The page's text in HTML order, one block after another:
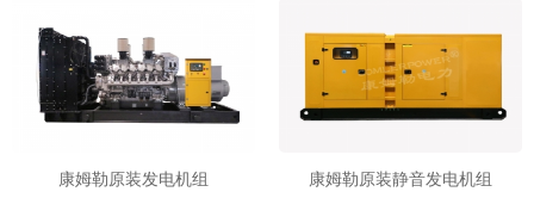
康姆勒原装发电机组 康姆勒原装静音发电机组